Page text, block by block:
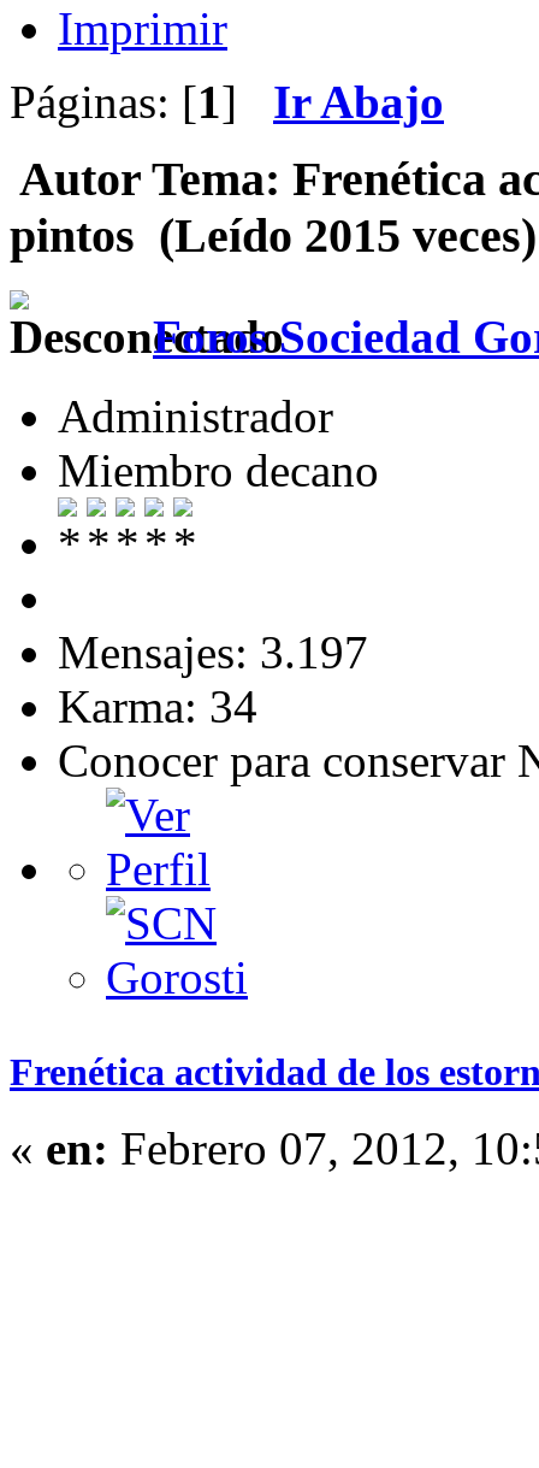
Imprimir
Páginas: [1] Ir Abajo
Autor Tema: Frenética
pintos (Leído 2015 veces)
Foros Sociedad
Administrador
Miembro decano
Mensajes: 3.197
Karma: 34
Conocer para conservar
Frenética actividad de los
« en: Febrero 07, 2012,